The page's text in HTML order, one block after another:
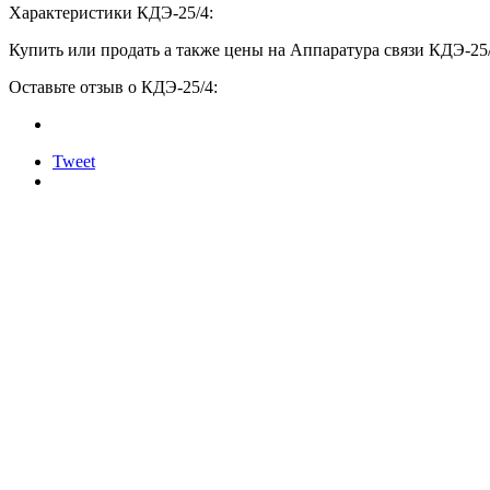
Характеристики КДЭ-25/4:
Купить или продать а также цены на Аппаратура связи КДЭ-
Оставьте отзыв о КДЭ-25/4:
Tweet